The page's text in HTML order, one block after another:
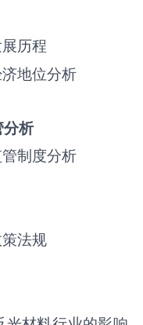
历程
地位分析
分析
制度分析
法规